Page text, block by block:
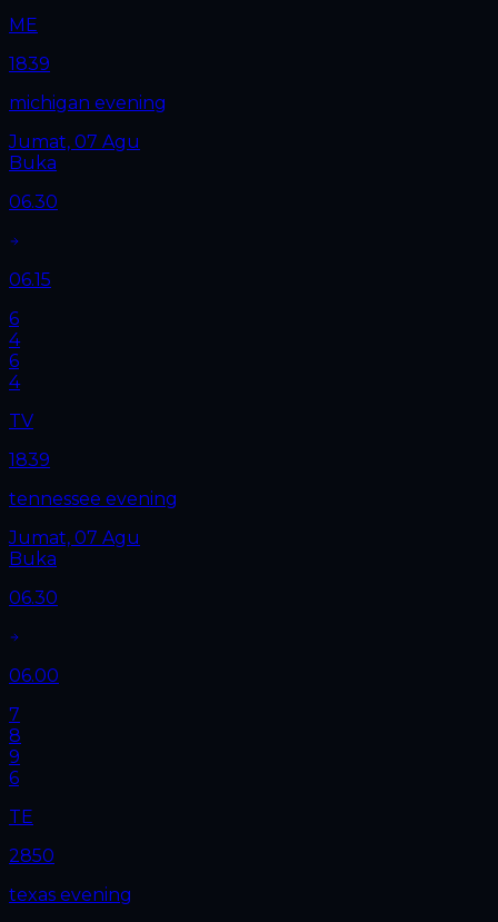
ME
1839
michigan evening
Jumat, 07 Agu
Buka
06.30
06.15
6
4
6
4
TV
1839
tennessee evening
Jumat, 07 Agu
Buka
06.30
06.00
7
8
9
6
TE
2850
texas evening